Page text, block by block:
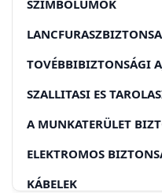
SZIMBÓLUMOK
TOVÉBBIBIZTONSÁGI
SZALLITASI ES
A MUNKATERÜLET
ELEKTROMOS
KÁBELEK